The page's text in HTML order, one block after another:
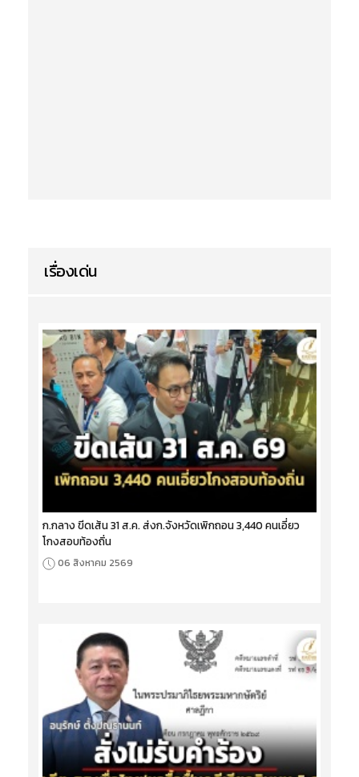
เรื่องเด่น
ก.กลาง ขีดเส้น 31 ส.ค. ส่งก.จังหวัดเพิกถอน 3,440 คนเอี่ยว
โกงสอบท้องถิ่น
06 สิงหาคม 2569